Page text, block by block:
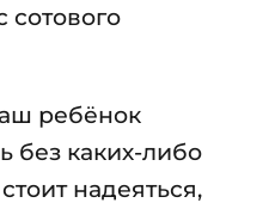
сотового
ребёнок
без каких-либо
надеяться,